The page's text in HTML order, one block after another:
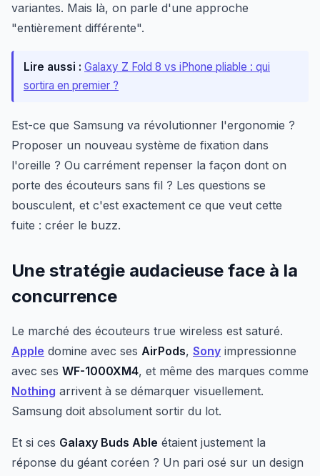
variantes. Mais là, on parle d'une approche
"entièrement différente".
Lire aussi : Galaxy Z Fold 8 vs iPhone pliable : qui
sortira en premier ?
Est-ce que Samsung va révolutionner l'ergonomie ?
Proposer un nouveau système de fixation dans
l'oreille ? Ou carrément repenser la façon dont on
porte des écouteurs sans fil ? Les questions se
bousculent, et c'est exactement ce que veut cette
fuite : créer le buzz.
Une stratégie audacieuse face à la
concurrence
Le marché des écouteurs true wireless est saturé.
Apple domine avec ses AirPods, Sony impressionne
avec ses WF-1000XM4, et même des marques comme
Nothing arrivent à se démarquer visuellement.
Samsung doit absolument sortir du lot.
Et si ces Galaxy Buds Able étaient justement la
réponse du géant coréen ? Un pari osé sur un design